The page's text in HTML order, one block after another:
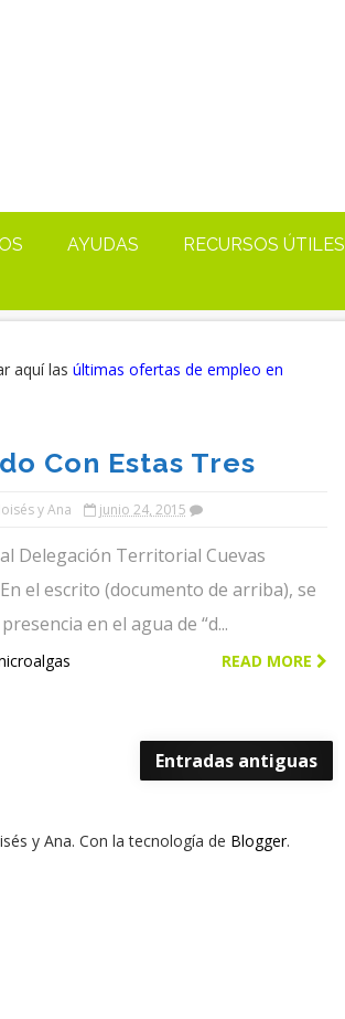
AYUDAS RECURSOS ÚTILES
aquí las últimas ofertas de empleo en
Con Estas Tres
y Ana junio 24, 2015
Delegación Territorial Cuevas
el escrito (documento de arriba), se
en el agua de “d...
READ MORE
Entradas antiguas
y Ana. Con la tecnología de Blogger.